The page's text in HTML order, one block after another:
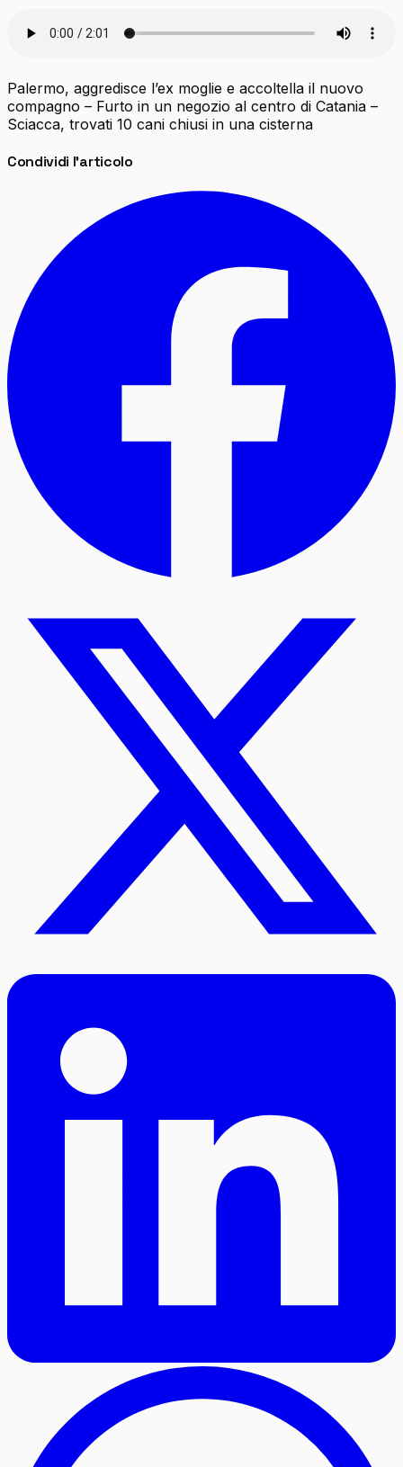
Palermo, aggredisce l’ex moglie e accoltella il nuovo
compagno – Furto in un negozio al centro di Catania –
Sciacca, trovati 10 cani chiusi in una cisterna
Condividi l'articolo